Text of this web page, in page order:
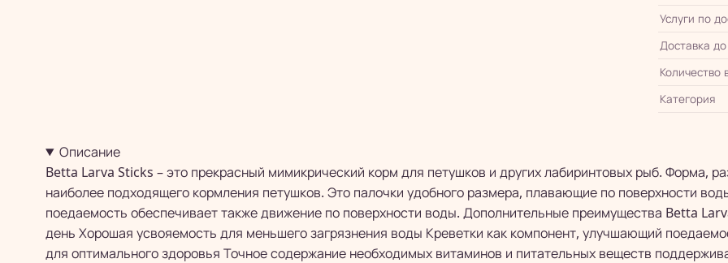
Услуги по
Доставка
Количество
Категория
Описание
Betta Larva Sticks – это прекрасный мимикрический корм для петушков и других лабиринтовых рыб. Форма,
наиболее подходящего кормления петушков. Это палочки удобного размера, плавающие по поверхности
поедаемость обеспечивает также движение по поверхности воды. Дополнительные преимущества Betta
день Хорошая усвояемость для меньшего загрязнения воды Креветки как компонент, улучшающий
для оптимального здоровья Точное содержание необходимых витаминов и питательных веществ